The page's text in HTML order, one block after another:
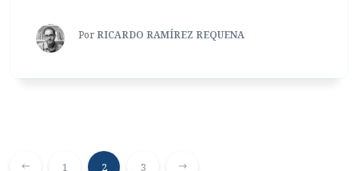
Por RICARDO RAMÍREZ REQUENA
1 2 3